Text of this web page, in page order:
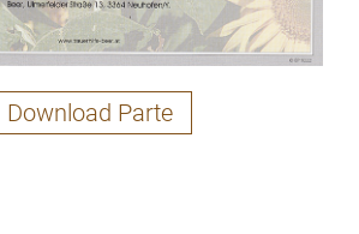
Download Parte